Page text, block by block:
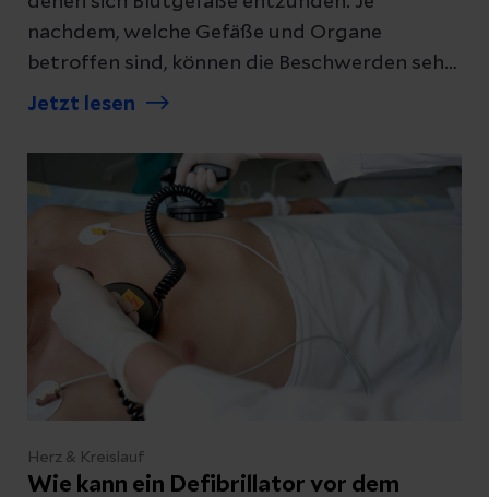
nachdem, welche Gefäße und Organe
betroffen sind, können die Beschwerden sehr
unterschiedlich sein. Das erschwert die
sorgfältige Abklärung: Wird eine Vaskulitis
früh erkannt, lässt sie sich in vielen Fällen gut
behandeln.
Jetzt lesen
Herz & Kreislauf
Wie kann ein Defibrillator vor dem